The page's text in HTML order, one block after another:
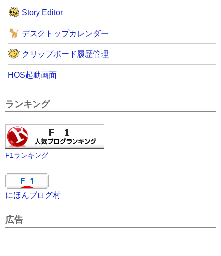
Story Editor
デスクトップカレンダー
クリップボード履歴管理
HOS起動画面
ランキング
F1ランキング
にほんブログ村
広告